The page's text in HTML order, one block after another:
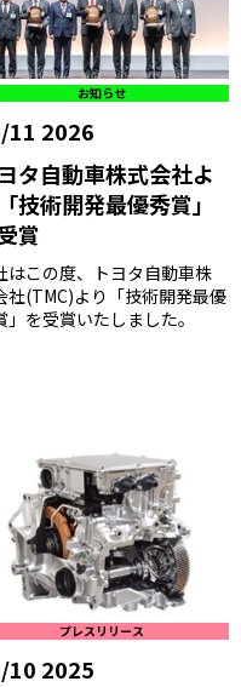
11 2026
お知らせ
タ自動車株式会社よ
技術開発最優秀賞」
賞
はこの度、トヨタ自動車株
社(TMC)より「技術開発最優
」を受賞いたしました。
10 2025
プレスリリース